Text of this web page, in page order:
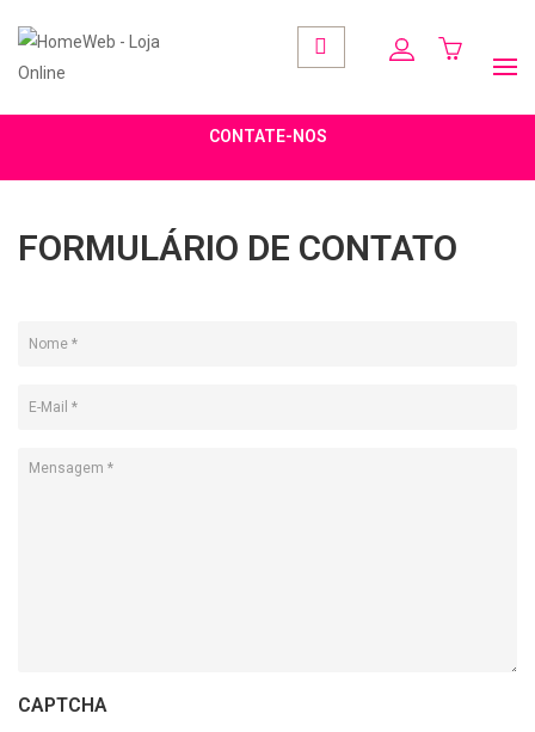
CONTATE-NOS
FORMULÁRIO DE CONTATO
CAPTCHA